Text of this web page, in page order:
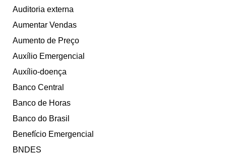
Auditoria externa
Aumentar Vendas
Aumento de Preço
Auxílio Emergencial
Auxílio-doença
Banco Central
Banco de Horas
Banco do Brasil
Benefício Emergencial
BNDES